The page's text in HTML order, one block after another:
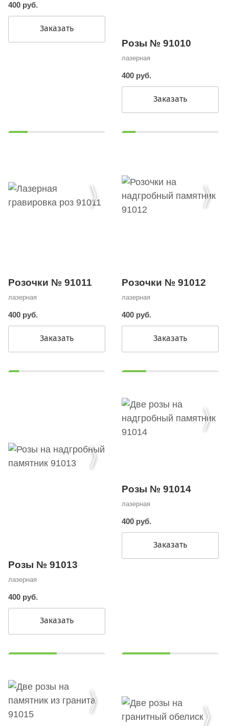
400 руб.
Заказать
Розы № 91010
лазерная
400 руб.
Заказать
Розочки № 91011
лазерная
400 руб.
Заказать
Розочки № 91012
лазерная
400 руб.
Заказать
Розы № 91013
лазерная
400 руб.
Заказать
Розы № 91014
лазерная
400 руб.
Заказать